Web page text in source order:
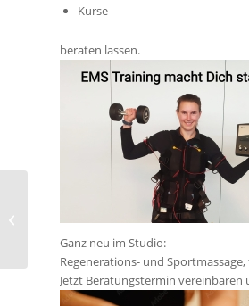
Kurse
beraten lassen.
Ganz neu im Studio:
Regenerations- und
Jetzt Beratungstermin vereinbaren